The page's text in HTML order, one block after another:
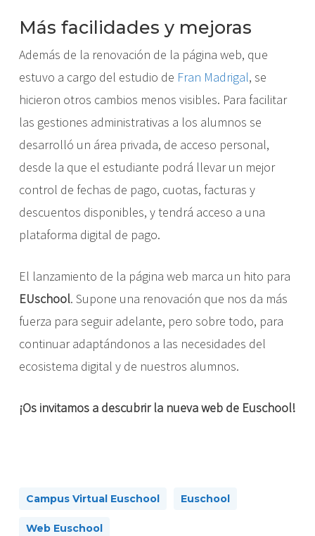
Más facilidades y mejoras
Además de la renovación de la página web, que
estuvo a cargo del estudio de Fran Madrigal, se
hicieron otros cambios menos visibles. Para facilitar
las gestiones administrativas a los alumnos se
desarrolló un área privada, de acceso personal,
desde la que el estudiante podrá llevar un mejor
control de fechas de pago, cuotas, facturas y
descuentos disponibles, y tendrá acceso a una
plataforma digital de pago.
El lanzamiento de la página web marca un hito para
EUschool. Supone una renovación que nos da más
fuerza para seguir adelante, pero sobre todo, para
continuar adaptándonos a las necesidades del
ecosistema digital y de nuestros alumnos.
¡Os invitamos a descubrir la nueva web de Euschool!
Campus Virtual Euschool Euschool
Web Euschool